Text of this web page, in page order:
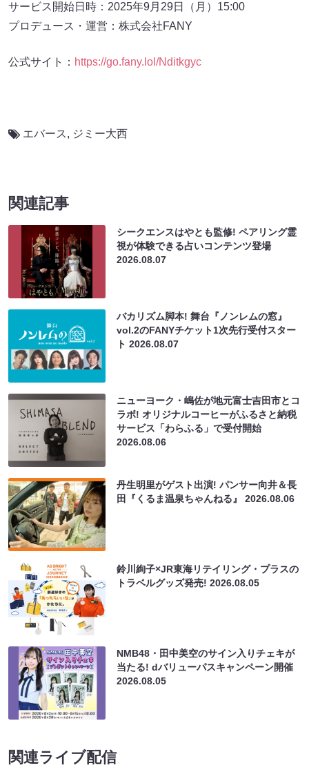
サービス開始日時：2025年9月29日（月）15:00
プロデュース・運営：株式会社FANY
公式サイト： https://go.fany.lol/Nditkgyc
エバース, ジミー大西
関連記事
シークエンスはやとも監修! ペアリング霊
視が体験できる占いコンテンツ登場
2026.08.07
バカリズム脚本! 舞台『ノンレムの窓』
vol.2のFANYチケット1次先行受付スター
ト2026.08.07
ニューヨーク・嶋佐が地元富士吉田市とコ
ラボ! オリジナルコーヒーがふるさと納税
サービス「わらふる」で受付開始
2026.08.06
丹生明里がゲスト出演! パンサー向井＆長
田『くるま温泉ちゃんねる』2026.08.06
鈴川絢子×JR東海リテイリング・プラスの
トラベルグッズ発売!2026.08.05
NMB48・田中美空のサイン入りチェキが
当たる! dバリューパスキャンペーン開催
2026.08.05
関連ライブ配信